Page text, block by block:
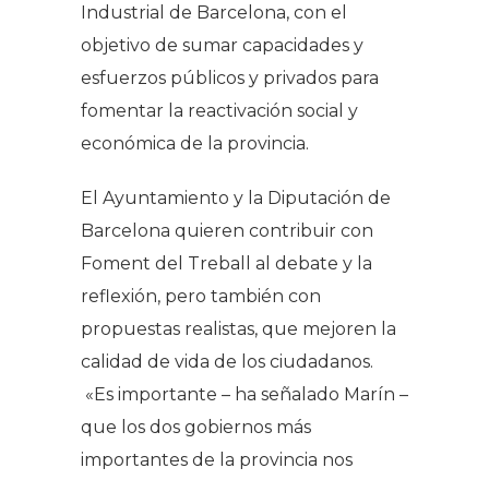
Industrial de Barcelona, con el
objetivo de sumar capacidades y
esfuerzos públicos y privados para
fomentar la reactivación social y
económica de la provincia.
El Ayuntamiento y la Diputación de
Barcelona quieren contribuir con
Foment del Treball al debate y la
reflexión, pero también con
propuestas realistas, que mejoren la
calidad de vida de los ciudadanos.
«Es importante – ha señalado Marín –
que los dos gobiernos más
importantes de la provincia nos